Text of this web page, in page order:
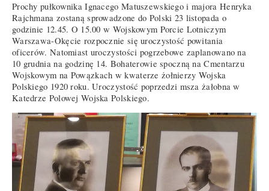
Prochy pułkownika Ignacego Matuszewskiego i majora Henryka
Rajchmana zostaną sprowadzone do Polski 23 listopada o
godzinie 12.45. O 15.00 w Wojskowym Porcie Lotniczym
Warszawa-Okęcie rozpocznie się uroczystość powitania
oficerów. Natomiast uroczystości pogrzebowe zaplanowano na
10 grudnia na godzinę 14. Bohaterowie spoczną na Cmentarzu
Wojskowym na Powązkach w kwaterze żołnierzy Wojska
Polskiego 1920 roku. Uroczystość poprzedzi msza żałobna w
Katedrze Polowej Wojska Polskiego.